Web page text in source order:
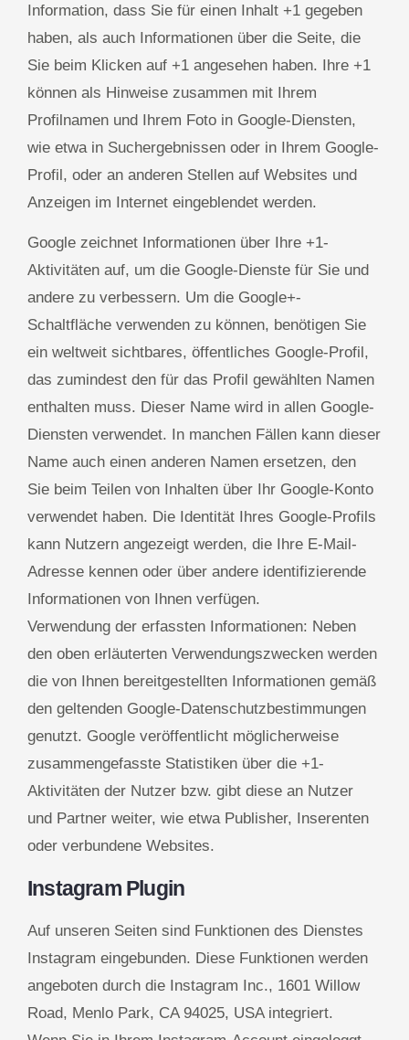
Information, dass Sie für einen Inhalt +1 gegeben
haben, als auch Informationen über die Seite, die
Sie beim Klicken auf +1 angesehen haben. Ihre +1
können als Hinweise zusammen mit Ihrem
Profilnamen und Ihrem Foto in Google-Diensten,
wie etwa in Suchergebnissen oder in Ihrem Google-
Profil, oder an anderen Stellen auf Websites und
Anzeigen im Internet eingeblendet werden.
Google zeichnet Informationen über Ihre +1-
Aktivitäten auf, um die Google-Dienste für Sie und
andere zu verbessern. Um die Google+-
Schaltfläche verwenden zu können, benötigen Sie
ein weltweit sichtbares, öffentliches Google-Profil,
das zumindest den für das Profil gewählten Namen
enthalten muss. Dieser Name wird in allen Google-
Diensten verwendet. In manchen Fällen kann dieser
Name auch einen anderen Namen ersetzen, den
Sie beim Teilen von Inhalten über Ihr Google-Konto
verwendet haben. Die Identität Ihres Google-Profils
kann Nutzern angezeigt werden, die Ihre E-Mail-
Adresse kennen oder über andere identifizierende
Informationen von Ihnen verfügen.
Verwendung der erfassten Informationen: Neben
den oben erläuterten Verwendungszwecken werden
die von Ihnen bereitgestellten Informationen gemäß
den geltenden Google-Datenschutzbestimmungen
genutzt. Google veröffentlicht möglicherweise
zusammengefasste Statistiken über die +1-
Aktivitäten der Nutzer bzw. gibt diese an Nutzer
und Partner weiter, wie etwa Publisher, Inserenten
oder verbundene Websites.
Instagram Plugin
Auf unseren Seiten sind Funktionen des Dienstes
Instagram eingebunden. Diese Funktionen werden
angeboten durch die Instagram Inc., 1601 Willow
Road, Menlo Park, CA 94025, USA integriert.